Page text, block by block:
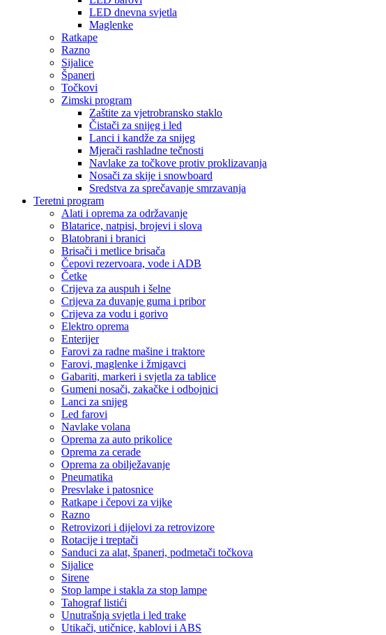
LED dnevna svjetla
Maglenke
Ratkape
Razno
Sijalice
Španeri
Točkovi
Zimski program
Zaštite za vjetrobransko staklo
Čistači za snijeg i led
Lanci i kandže za snijeg
Mjerači rashladne tečnosti
Navlake za točkove protiv proklizavanja
Nosači za skije i snowboard
Sredstva za sprečavanje smrzavanja
Teretni program
Alati i oprema za održavanje
Blatarice, natpisi, brojevi i slova
Blatobrani i branici
Brisači i metlice brisača
Čepovi rezervoara, vode i ADB
Četke
Crijeva za auspuh i šelne
Crijeva za duvanje guma i pribor
Crijeva za vodu i gorivo
Elektro oprema
Enterijer
Farovi za radne mašine i traktore
Farovi, maglenke i žmigavci
Gabariti, markeri i svjetla za tablice
Gumeni nosači, zakačke i odbojnici
Lanci za snijeg
Led farovi
Navlake volana
Oprema za auto prikolice
Oprema za cerade
Oprema za obilježavanje
Pneumatika
Presvlake i patosnice
Ratkape i čepovi za vijke
Razno
Retrovizori i dijelovi za retrovizore
Rotacije i treptači
Sanduci za alat, španeri, podmetači točkova
Sijalice
Sirene
Stop lampe i stakla za stop lampe
Tahograf listići
Unutrašnja svjetla i led trake
Utikači, utičnice, kablovi i ABS